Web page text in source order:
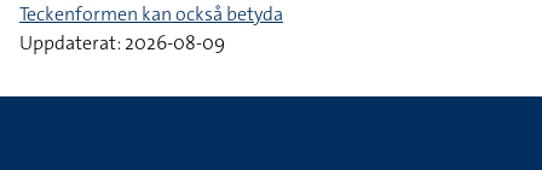
Teckenformen kan också betyda
Uppdaterat: 2026-08-09